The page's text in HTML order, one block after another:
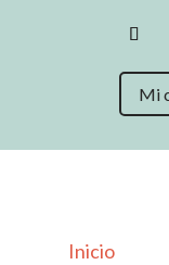
Mi
Inicio